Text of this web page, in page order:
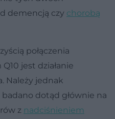
demencją czy chorobą
połączenia
jest działanie
Należy jednak
dotąd głównie na
z nadciśnieniem